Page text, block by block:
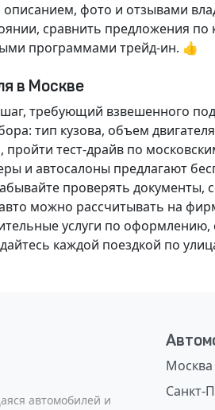
фото и отзывами
сравнить предложения по
программами трейд-ин. 👍
в Москве
требующий взвешенного
тип кузова, объем
тест-драйв по
и автосалоны предлагают
проверять
можно рассчитывать на
услуги по оформлению,
каждой поездкой по
автомобилей и
Москва
Санкт-